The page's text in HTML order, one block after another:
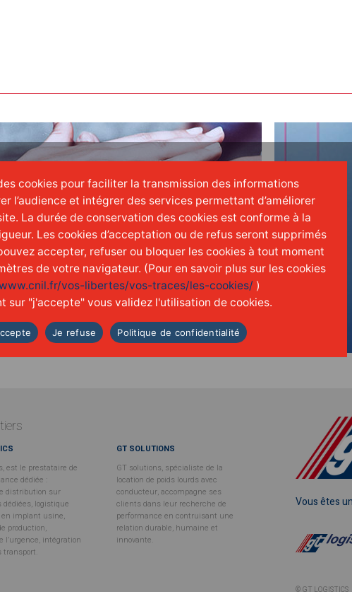
ENGAGER
une réellecultured'entreprise
est le prestataire de
dédiée :
distribution sur
logistique
implant usine,
production,
l’urgence, intégration
transport.
GT SOLUTIONS
GT solutions, spécialiste de la
location de poids lourds avec
conducteur, accompagne ses
clients dans leur recherche de
performance en contruisant une
relation durable, humaine et
innovante.
Vous êtes
© GT LOGISTICS ¦
cookies pour faciliter la transmission des informations
l’audience et intégrer des services permettant d’améliorer
La durée de conservation des cookies est conforme à la
Les cookies d’acceptation ou de refus seront supprimés
accepter, refuser ou bloquer les cookies à tout moment
de votre navigateur. (Pour en savoir plus sur les cookies
vos-libertes/vos-traces/les-cookies/ )
sur "j'accepte" vous validez l'utilisation de cookies.
Je refuse Politique de confidentialité